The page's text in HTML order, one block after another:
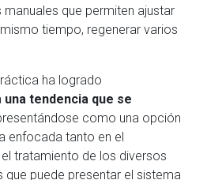
que permiten ajustar
tiempo, regenerar varios
ha logrado
una tendencia que se
como una opción
enfocada tanto en el
tratamiento de los diversos
puede presentar el sistema